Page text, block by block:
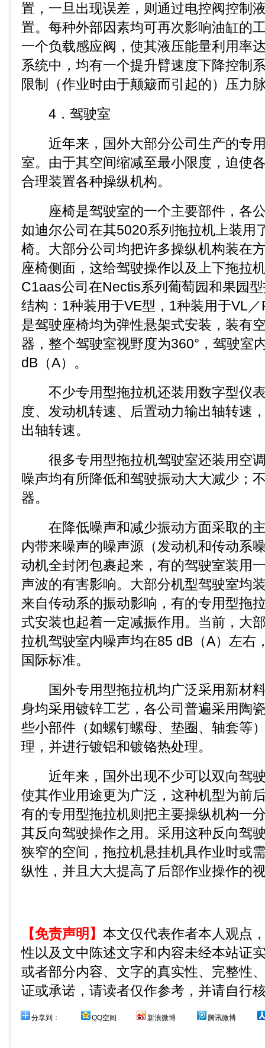
置，一旦出现误差，则通过电控阀控制
置。每种外部因素均可再次影响油缸的
一个负载感应阀，使其液压能量利用率
系统中，均有一个提升臂速度下降控制
限制（作业时由于颠簸而引起的）压力
4．驾驶室
近年来，国外大部分公司生产的专用
室。由于其空间缩减至最小限度，迫使
合理装置各种操纵机构。
座椅是驾驶室的一个主要部件，各公
如迪尔公司在其5020系列拖拉机上装用
椅。大部分公司均把许多操纵机构装在
座椅侧面，这给驾驶操作以及上下拖拉
C1aas公司在Nectis系列葡萄园和果园
结构：1种装用于VE型，1种装用于VL
是驾驶座椅均为弹性悬架式安装，装有
器，整个驾驶室视野度为360°，驾驶室
dB（A）。
不少专用型拖拉机还装用数字型仪表
度、发动机转速、后置动力输出轴转速
出轴转速。
很多专用型拖拉机驾驶室还装用空调
噪声均有所降低和驾驶振动大大减少；
器。
在降低噪声和减少振动方面采取的主
内带来噪声的噪声源（发动机和传动系
动机全封闭包裹起来，有的驾驶室装用
声波的有害影响。大部分机型驾驶室均
来自传动系的振动影响，有的专用型拖
式安装也起着一定减振作用。当前，大
拉机驾驶室内噪声均在85 dB（A）左右
国际标准。
国外专用型拖拉机均广泛采用新材料
身均采用镀锌工艺，各公司普遍采用陶
些小部件（如螺钉螺母、垫圈、轴套等
理，并进行镀铝和镀铬热处理。
近年来，国外出现不少可以双向驾驶
使其作业用途更为广泛，这种机型为前
有的专用型拖拉机则把主要操纵机构一
其反向驾驶操作之用。采用这种反向驾
狭窄的空间，拖拉机悬挂机具作业时或
纵性，并且大大提高了后部作业操作的
【免责声明】 本文仅代表作者本人观点
性以及文中陈述文字和内容未经本站证
或者部分内容、文字的真实性、完整性
证或承诺，请读者仅作参考，并请自行
分享到： QQ空间 新浪微博 腾讯微博